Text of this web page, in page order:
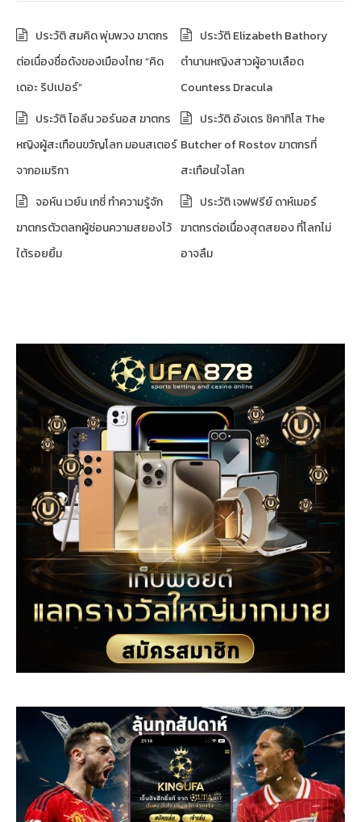
ประวัติ สมคิด พุ่มพวง ฆาตกร
ต่อเนื่องชื่อดังของเมืองไทย “คิด
เดอะ ริปเปอร์”
ประวัติ Elizabeth Bathory
ตำนานหญิงสาวผู้อาบเลือด
Countess Dracula
ประวัติ ไอลีน วอร์นอส ฆาตกร
หญิงผู้สะเทือนขวัญโลก มอนสเตอร์
จากอเมริกา
ประวัติ อังเดร ชิคาทิโล The
Butcher of Rostov ฆาตกรที่
สะเทือนใจโลก
จอห์น เวย์น เกซี่ ทำความรู้จัก
ฆาตกรตัวตลกผู้ซ่อนความสยองไว้
ใต้รอยยิ้ม
ประวัติ เจฟฟรีย์ ดาห์เมอร์
ฆาตกรต่อเนื่องสุดสยอง ที่โลกไม่
อาจลืม